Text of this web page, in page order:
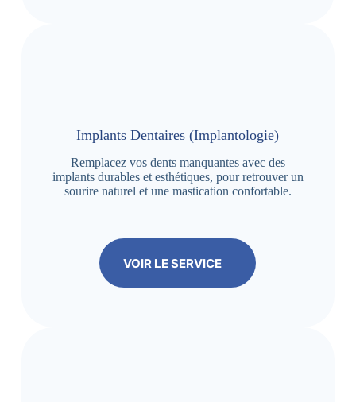
Implants Dentaires (Implantologie)
Remplacez vos dents manquantes avec des
implants durables et esthétiques, pour retrouver un
sourire naturel et une mastication confortable.
VOIR LE SERVICE